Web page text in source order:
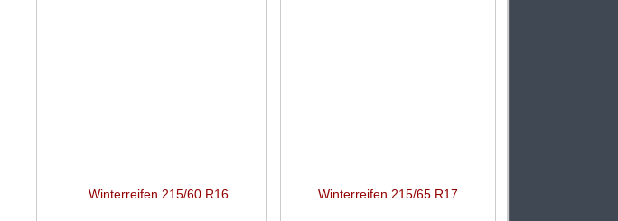
Winterreifen 215/60 R16
Winterreifen 215/65 R17